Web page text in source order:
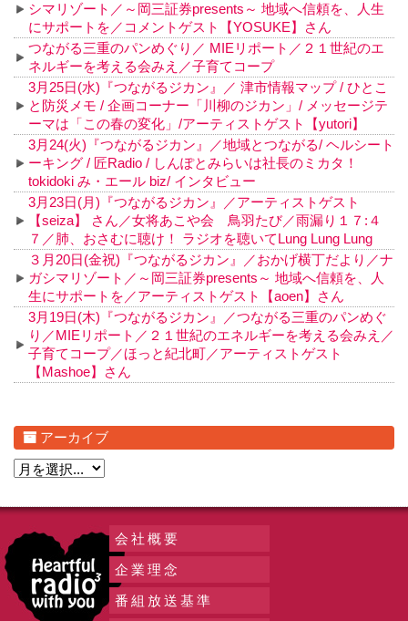
シマリゾート／～岡三証券presents～ 地域へ信頼を、人生
にサポートを／コメントゲスト【YOSUKE】さん
つながる三重のパンめぐり／ MIEリポート／２１世紀のエ
ネルギーを考える会みえ／子育てコープ
3月25日(水)『つながるジカン』／ 津市情報マップ / ひとこ
と防災メモ / 企画コーナー「川柳のジカン」/ メッセージテ
ーマは「この春の変化」/アーティストゲスト【yutori】
3月24(火)『つながるジカン』／地域とつながる/ ヘルシート
ーキング / 匠Radio / しんぽとみらいは社長のミカタ！
tokidoki み・エール biz/ インタビュー
3月23日(月)『つながるジカン』／アーティストゲスト
【seiza】 さん／女将あこや会 鳥羽たび／雨漏り１７:４
７／肺、おさむに聴け！ ラジオを聴いてLung Lung Lung
３月20日(金祝)『つながるジカン』／おかげ横丁だより／ナ
ガシマリゾート／～岡三証券presents～ 地域へ信頼を、人
生にサポートを／アーティストゲスト【aoen】さん
3月19日(木)『つながるジカン』／つながる三重のパンめぐ
り／MIEリポート／２１世紀のエネルギーを考える会みえ／
子育てコープ／ほっと紀北町／アーティストゲスト
【Mashoe】さん
アーカイブ
会社概要
企業理念
番組放送基準